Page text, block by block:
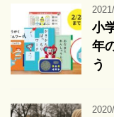
小
年
う